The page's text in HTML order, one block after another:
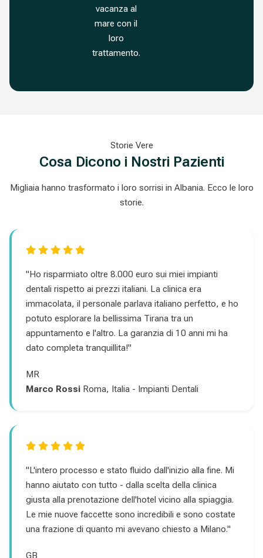
vacanza al
mare con il
loro
trattamento.
Storie Vere
Cosa Dicono i Nostri Pazienti
Migliaia hanno trasformato i loro sorrisi in Albania. Ecco le loro
storie.
"Ho risparmiato oltre 8.000 euro sui miei impianti
dentali rispetto ai prezzi italiani. La clinica era
immacolata, il personale parlava italiano perfetto, e ho
potuto esplorare la bellissima Tirana tra un
appuntamento e l'altro. La garanzia di 10 anni mi ha
dato completa tranquillita!"
MR
Marco Rossi Roma, Italia - Impianti Dentali
"L'intero processo e stato fluido dall'inizio alla fine. Mi
hanno aiutato con tutto - dalla scelta della clinica
giusta alla prenotazione dell'hotel vicino alla spiaggia.
Le mie nuove faccette sono incredibili e sono costate
una frazione di quanto mi avevano chiesto a Milano."
GB